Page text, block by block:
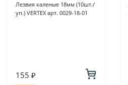
Лезвия каленые 18мм (10шт./
уп.) VERTEX арт. 0029-18-01
155 ₽